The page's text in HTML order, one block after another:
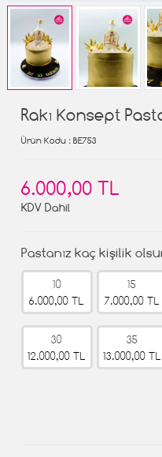
Rakı Konsept
Ürün Kodu : BE753
6.000,00 TL
KDV Dahil
Pastanız kaç kişilik
10
6.000,00 TL
15
7.000,00 TL
30
12.000,00 TL
35
13.000,00 TL